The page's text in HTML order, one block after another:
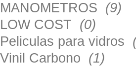
MANOMETROS (9)
LOW COST (0)
Peliculas para vidros
Vinil Carbono (1)